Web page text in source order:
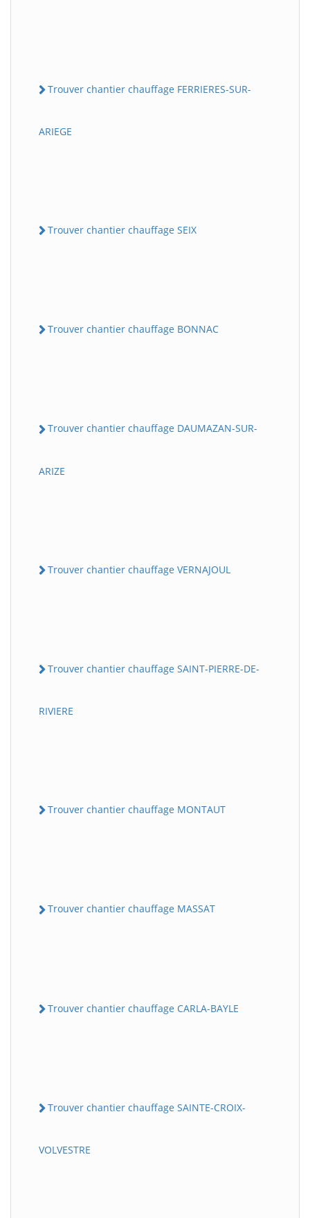
Trouver chantier chauffage FERRIERES-SUR-
ARIEGE
Trouver chantier chauffage SEIX
Trouver chantier chauffage BONNAC
Trouver chantier chauffage DAUMAZAN-SUR-
ARIZE
Trouver chantier chauffage VERNAJOUL
Trouver chantier chauffage SAINT-PIERRE-DE-
RIVIERE
Trouver chantier chauffage MONTAUT
Trouver chantier chauffage MASSAT
Trouver chantier chauffage CARLA-BAYLE
Trouver chantier chauffage SAINTE-CROIX-
VOLVESTRE